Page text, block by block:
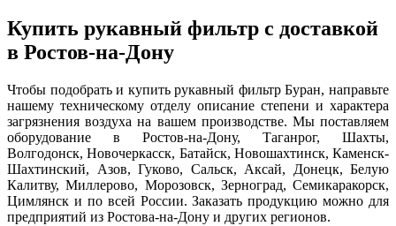
Купить рукавный фильтр с доставкой
в Ростов-на-Дону
Чтобы подобрать и купить рукавный фильтр Буран, направьте
нашему техническому отделу описание степени и характера
загрязнения воздуха на вашем производстве. Мы поставляем
оборудование в Ростов-на-Дону, Таганрог, Шахты,
Волгодонск, Новочеркасск, Батайск, Новошахтинск, Каменск-
Шахтинский, Азов, Гуково, Сальск, Аксай, Донецк, Белую
Калитву, Миллерово, Морозовск, Зерноград, Семикаракорск,
Цимлянск и по всей России. Заказать продукцию можно для
предприятий из Ростова-на-Дону и других регионов.